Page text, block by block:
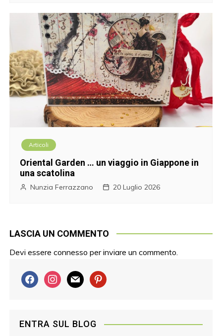
Articoli
Oriental Garden … un viaggio in Giappone in
una scatolina
Nunzia Ferrazzano 20 Luglio 2026
LASCIA UN COMMENTO
Devi essereconnesso per inviare un commento.
f
a
b
i
n
a
m
a
p
e
ENTRA SUL BLOG